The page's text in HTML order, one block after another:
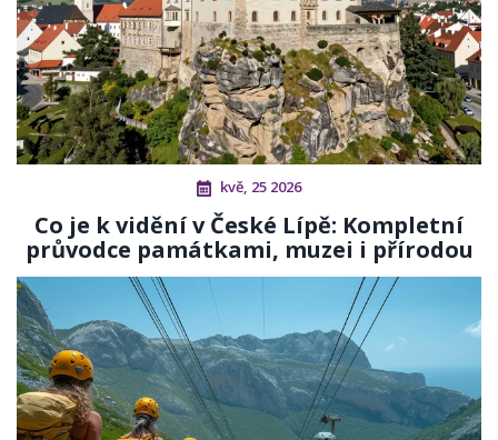
kvě, 25 2026
Co je k vidění v České Lípě: Kompletní
průvodce památkami, muzei i přírodou